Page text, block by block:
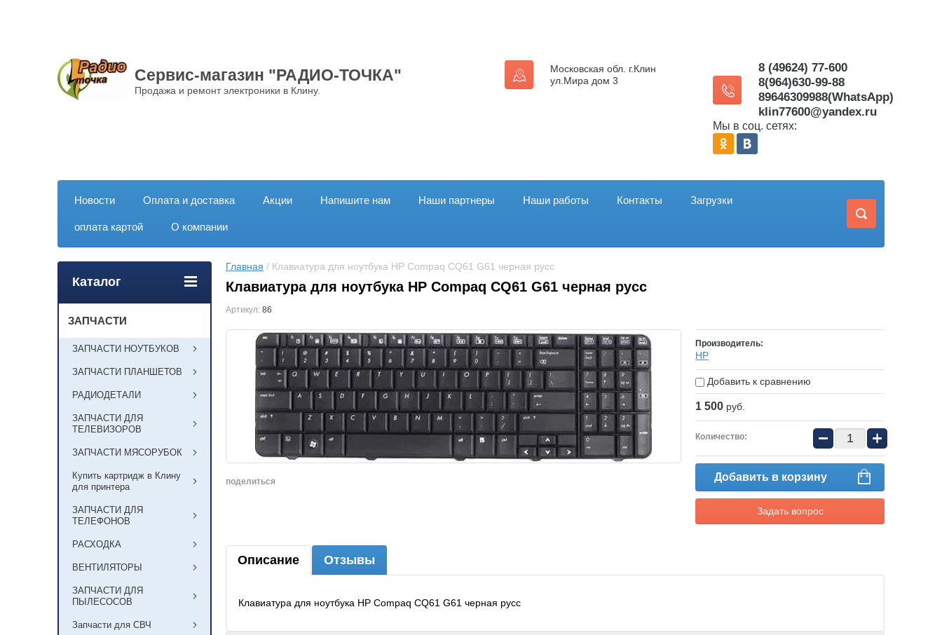
Сервис-магазин "РАДИО-ТОЧКА"
Продажа и ремонт электроники в Клину.
8 (49624) 77-600
8(964)630-99-88
89646309988(WhatsApp)
klin77600@yandex.ru
Мы в соц. сетях:
Московская обл. г.Клин
ул.Мира дом 3
Новости Оплата и доставка Акции Напишите нам Наши партнеры Наши работы Контакты Загрузки
оплата картой О компании
Главная / Клавиатура для ноутбука HP Compaq CQ61 G61 черная русс
Клавиатура для ноутбука HP Compaq CQ61 G61 черная русс
Артикул: 86
поделиться
Производитель:
HP
Добавить к сравнению
1 500 руб.
Количество: − +
Добавить в корзину
Задать вопрос
Описание Отзывы
Клавиатура для ноутбука HP Compaq CQ61 G61 черная русс
Каталог
ЗАПЧАСТИ
ЗАПЧАСТИ НОУТБУКОВ
ЗАПЧАСТИ ПЛАНШЕТОВ
РАДИОДЕТАЛИ
ЗАПЧАСТИ ДЛЯ
ТЕЛЕВИЗОРОВ
ЗАПЧАСТИ МЯСОРУБОК
Купить картридж в Клину
для принтера
ЗАПЧАСТИ ДЛЯ
ТЕЛЕФОНОВ
РАСХОДКА
ВЕНТИЛЯТОРЫ
ЗАПЧАСТИ ДЛЯ
ПЫЛЕСОСОВ
Запчасти для СВЧ